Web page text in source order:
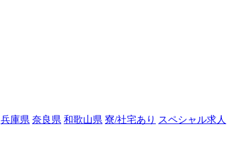
兵庫県 奈良県 和歌山県 寮/社宅あり スペシャル求人